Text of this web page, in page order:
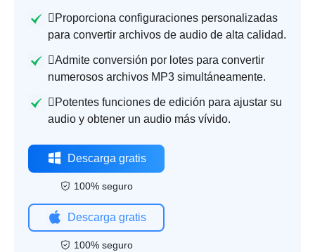
Proporciona configuraciones personalizadas
para convertir archivos de audio de alta calidad.
Admite conversión por lotes para convertir
numerosos archivos MP3 simultáneamente.
Potentes funciones de edición para ajustar su
audio y obtener un audio más vívido.
Descarga gratis
100% seguro
Descarga gratis
100% seguro